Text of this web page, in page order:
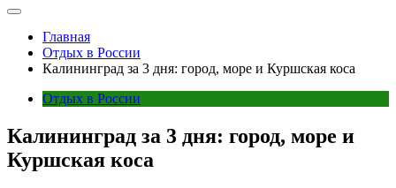
Главная
Отдых в России
Калининград за 3 дня: город, море и Куршская коса
Отдых в России
Калининград за 3 дня: город, море и
Куршская коса